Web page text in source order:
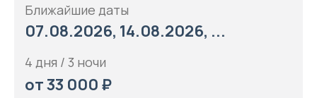
Ближайшие даты
07.08.2026, 14.08.2026, ...
4 дня / 3 ночи
от 33 000 ₽